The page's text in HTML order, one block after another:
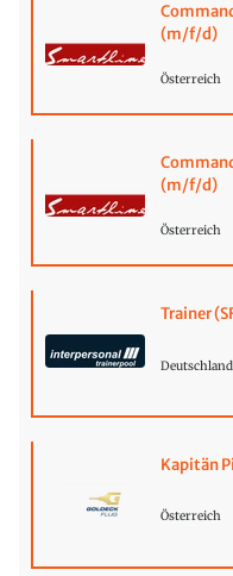
(m/f/d)
Österreich
(m/f/d)
Österreich
Trainer
Deutschland
Kapitän
Österreich